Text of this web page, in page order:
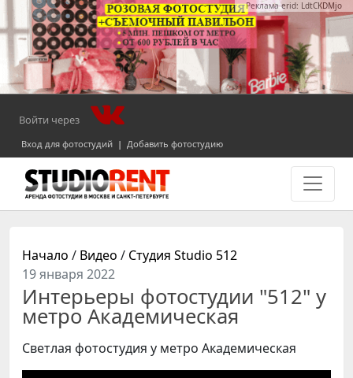
Реклама erid: LdtCKDMjo
Войти через
Вход для фотостудий | Добавить фотостудию
Начало / Видео / Студия Studio 512
19 января 2022
Интерьеры фотостудии "512" у
метро Академическая
Светлая фотостудия у метро Академическая